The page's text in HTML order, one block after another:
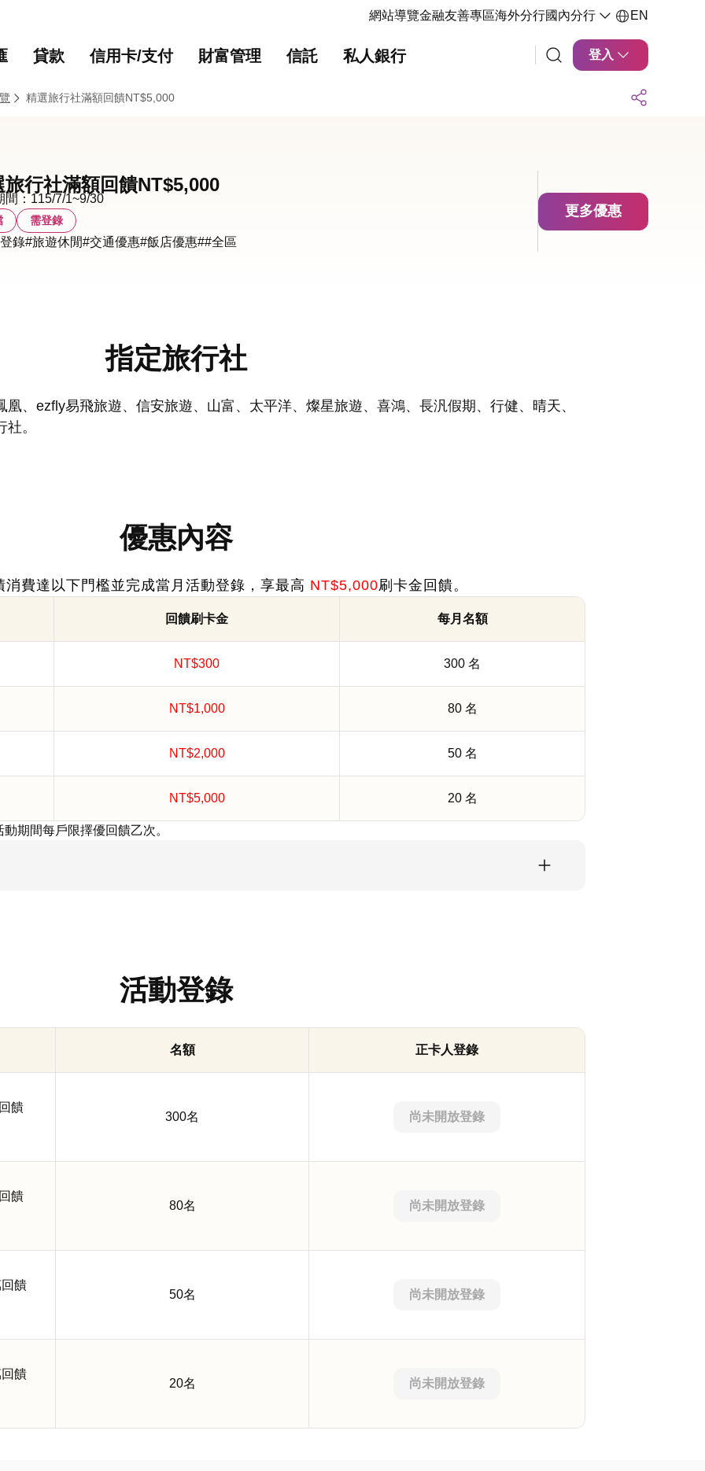
網站導覽金融友善專區海外分行國內分行 EN
貸款 信用卡/支付 財富管理 信託 私人銀行 登入
精選旅行社滿額回饋NT$5,000
旅行社滿額回饋NT$5,000
間：115/7/1~9/30
需登錄
錄#旅遊休閒#交通優惠#飯店優惠##全區
更多優惠
指定旅行社
、ezfly易飛旅遊、信安旅遊、山富、太平洋、燦星旅遊、喜鴻、長汎假期、行健、晴天、
。
優惠內容
費達以下門檻並完成當月活動登錄，享最高 NT$5,000刷卡金回饋。
回饋刷卡金 每月名額
NT$300 300 名
NT$1,000 80 名
NT$2,000 50 名
NT$5,000 20 名
期間每戶限擇優回饋乙次。
活動登錄
名額 正卡人登錄
饋
300名 尚未開放登錄
饋
80名 尚未開放登錄
饋
50名 尚未開放登錄
饋
20名 尚未開放登錄